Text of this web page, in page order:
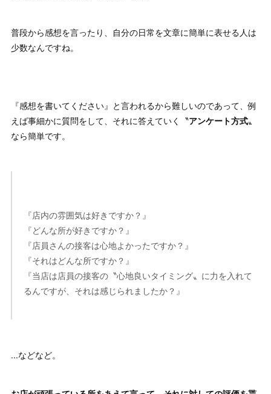
普段から感想を言ったり、自分の日常を文章に簡単に表せる人は
少数なんですね。
『感想を書いてください』と言われるから難しいのであって、例
えば事細かに質問をして、それに答えていく〝アンケート方式〟
なら簡単です。
『店内の雰囲気は好きですか？』
『どんな所が好きですか？』
『店員さんの接客は心地よかったですか？』
『それはどんな所ですか？』
『当店は店員の接客の〝心地良いタイミング〟に力を入れて
るんですが、それは感じられましたか？』
...などなど。